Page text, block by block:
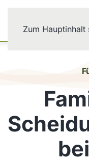
Zum Hauptinhalt